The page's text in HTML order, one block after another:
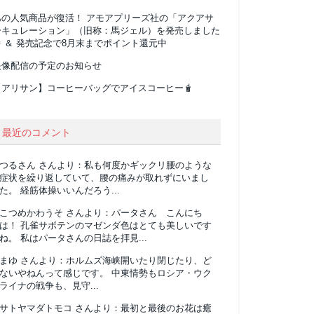
人気商品が復活！ アモアプリーズ社の「アクアサ
ュレーション」（旧称：馬ジェル）を発売しました
＆ 発売記念で8月末までポイント還元中
配信の予定のお知らせ
リサン】コーヒーバッグでアイスコーヒー🧋
最近のコメント
るさん さんより： 私も何度かギックリ腰のような
状を繰り返していて、腰の痛みが取れずにいまし
。 経筋体操いいんだろう...
つめかわうそ さんより： パータさん こんにち
！ 孔雀サボテンのマゼンダ色はとても美しいです
。 私はパータさんの日誌を拝見...
ゆ さんより： ホルムズ海峡開いたり閉じたり、ど
いやねんって感じです。 中東情勢もロシア・ウク
イナの戦争も、見守...
トヤマダトモコ さんより： 最初と最後のお花は癒